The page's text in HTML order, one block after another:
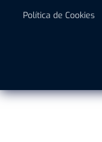
Política de Cookies